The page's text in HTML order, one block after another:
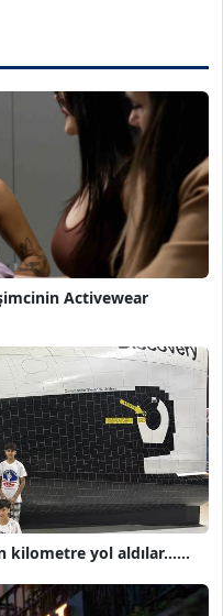
Activewear
kilometre yol aldılar......